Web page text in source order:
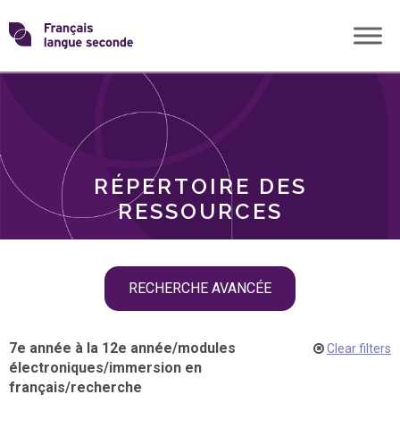
Skip
toTransformons
langue
RÉPERTOIRE DES
RESSOURCES
RECHERCHE AVANCÉE
THÈMES
7e année à la 12e année/modules
électroniques/immersion en
français/recherche
Clear filters